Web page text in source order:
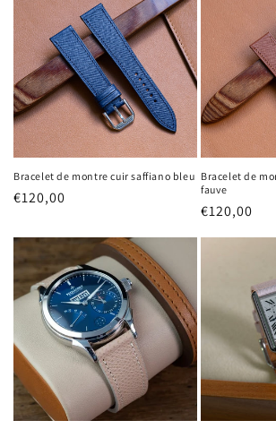
Bracelet de montre cuir saffiano bleu
Prix
€120,00
Bracelet de
fauve
Prix
€120,00
Connexion requise
Connectez-vous à votre compte pour
produits à votre liste de souhaits et